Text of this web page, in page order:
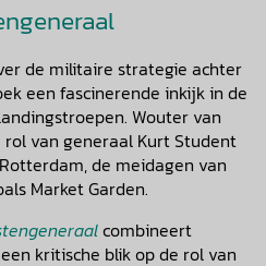
de militaire strategie achter
een fascinerende inkijk in de
Wouter van
van generaal Kurt Student
de meidagen van
Market Garden.
combineert
kritische blik op de rol van